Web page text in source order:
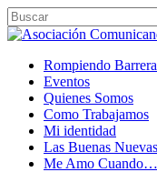
Rompiendo
Eventos
Quienes Somos
Como Trabajamos
Mi identidad
Las Buenas Nuevas
Me Amo Cuando…